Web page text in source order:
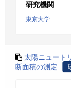
研究機関
東京大学
太陽ニュート
断面積の測定